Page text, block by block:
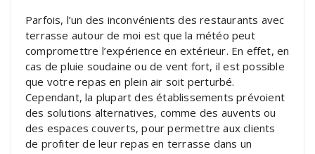
Parfois, l’un des inconvénients des restaurants avec
terrasse autour de moi est que la météo peut
compromettre l’expérience en extérieur. En effet, en
cas de pluie soudaine ou de vent fort, il est possible
que votre repas en plein air soit perturbé.
Cependant, la plupart des établissements prévoient
des solutions alternatives, comme des auvents ou
des espaces couverts, pour permettre aux clients
de profiter de leur repas en terrasse dans un